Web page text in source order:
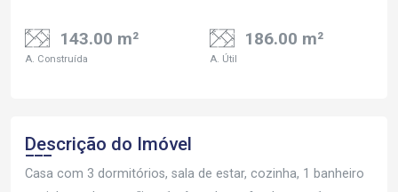
143.00 m²
A. Construída
186.00 m²
A. Útil
Descrição do Imóvel
Casa com 3 dormitórios, sala de estar, cozinha, 1 banheiro